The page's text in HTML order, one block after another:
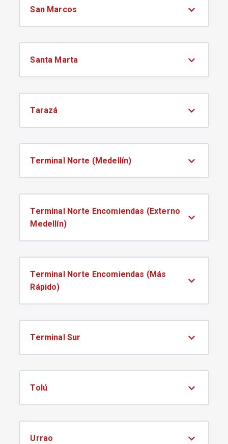
San Marcos
Santa Marta
Tarazá
Terminal Norte (Medellín)
Terminal Norte Encomiendas (Externo
Medellín)
Terminal Norte Encomiendas (Más
Rápido)
Terminal Sur
Tolú
Urrao